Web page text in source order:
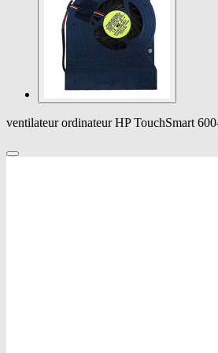
ventilateur ordinateur HP TouchSmart